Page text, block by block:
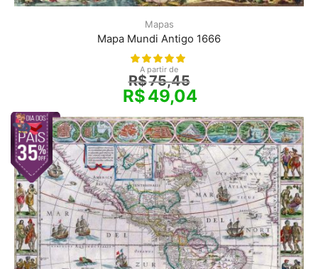
Mapas
Mapa Mundi Antigo 1666
A partir de
R$75,45
R$49,04